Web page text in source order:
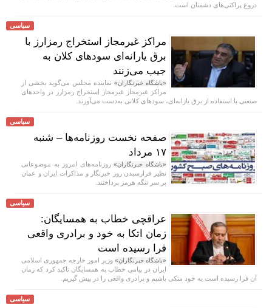
دروغ پراکنی‌های دشمنان است.
سیاسی
مراکز غیرمجاز استخراج رمزارز با
برق یارانه‌ای سودهای کلان به
جیب می‌زنند
«باشگاه خبرنگاران» نماینده مجلس می‌گوید بخشی از
مراکز غیرمجاز غیرمجاز استخراج رمزارز در واحدهای
صنعتی با استفاده از برق یارانه‌ای، سودهای کلانی به‌دست می‌آورند.
سیاسی
صفحه نخست روزنامه‌ها – شنبه
۱۷ مرداد
«باشگاه خبرنگاران»روزنامه‌های امروز به موضوعاتی
نظیر فرارسیدن روز خبرنگار و مذاکرات ایران و عمان
بر سر تنگه هرمز پرداختند.
سیاسی
عراقچی خطاب به همسایگان:
زمان اتکا به خود و برادری واقعی
فرا رسیده است
«باشگاه خبرنگاران» وزیر امور خارجه جمهوری اسلامی
ایران در پیامی خطاب به همسایگان تاکید کرد که زمان
آن فرا رسیده است به خود متکی باشیم و برادری واقعی را در پیش گیریم.
سیاسی